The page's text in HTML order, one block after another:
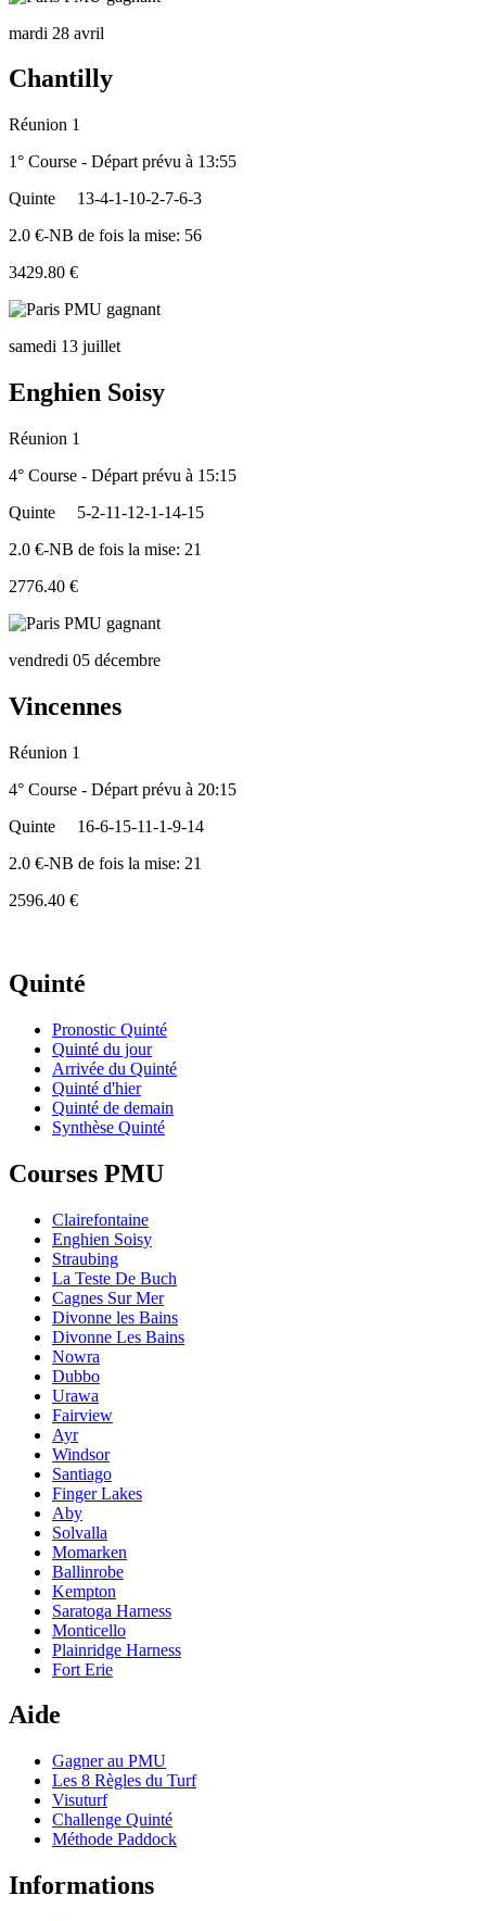
mardi 28 avril
Chantilly
Réunion 1
1° Course - Départ prévu à 13:55
Quinte
13-4-1-10-2-7-6-3
2.0 €-NB de fois la mise: 56
3429.80 €
samedi 13 juillet
Enghien Soisy
Réunion 1
4° Course - Départ prévu à 15:15
Quinte
5-2-11-12-1-14-15
2.0 €-NB de fois la mise: 21
2776.40 €
vendredi 05 décembre
Vincennes
Réunion 1
4° Course - Départ prévu à 20:15
Quinte
16-6-15-11-1-9-14
2.0 €-NB de fois la mise: 21
2596.40 €
Quinté
Pronostic Quinté
Quinté du jour
Arrivée du Quinté
Quinté d'hier
Quinté de demain
Synthèse Quinté
Courses PMU
Clairefontaine
Enghien Soisy
Straubing
La Teste De Buch
Cagnes Sur Mer
Divonne les Bains
Divonne Les Bains
Nowra
Dubbo
Urawa
Fairview
Ayr
Windsor
Santiago
Finger Lakes
Aby
Solvalla
Momarken
Ballinrobe
Kempton
Saratoga Harness
Monticello
Plainridge Harness
Fort Erie
Aide
Gagner au PMU
Les 8 Règles du Turf
Visuturf
Challenge Quinté
Méthode Paddock
Informations